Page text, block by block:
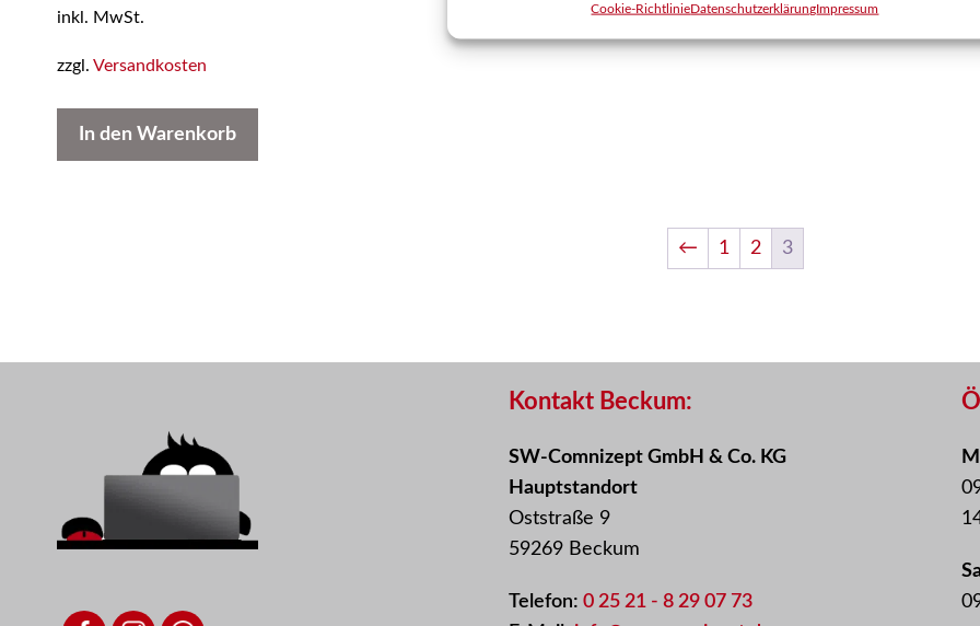
Cookie-RichtlinieDatenschutzerklärungImpressum
inkl. MwSt.
zzgl. Versandkosten
In den Warenkorb
← 1 2 3
Kontakt Beckum:
SW-Comnizept GmbH & Co. KG
Hauptstandort
Oststraße 9
59269 Beckum
Telefon:0 25 21 - 8 29 07 73